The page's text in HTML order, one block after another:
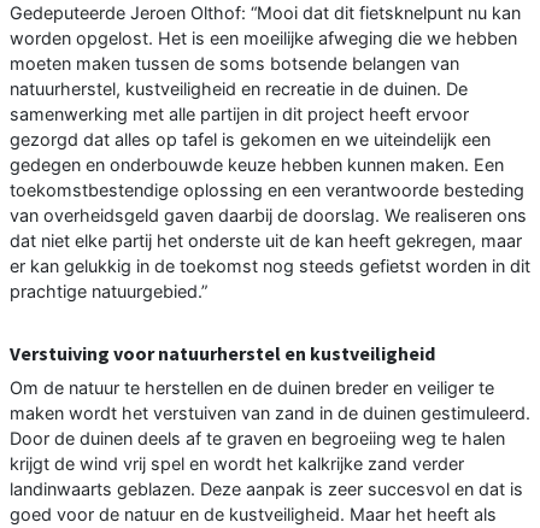
Gedeputeerde Jeroen Olthof: “Mooi dat dit fietsknelpunt nu kan
worden opgelost. Het is een moeilijke afweging die we hebben
moeten maken tussen de soms botsende belangen van
natuurherstel, kustveiligheid en recreatie in de duinen. De
samenwerking met alle partijen in dit project heeft ervoor
gezorgd dat alles op tafel is gekomen en we uiteindelijk een
gedegen en onderbouwde keuze hebben kunnen maken. Een
toekomstbestendige oplossing en een verantwoorde besteding
van overheidsgeld gaven daarbij de doorslag. We realiseren ons
dat niet elke partij het onderste uit de kan heeft gekregen, maar
er kan gelukkig in de toekomst nog steeds gefietst worden in dit
prachtige natuurgebied.”
Verstuiving voor natuurherstel en kustveiligheid
Om de natuur te herstellen en de duinen breder en veiliger te
maken wordt het verstuiven van zand in de duinen gestimuleerd.
Door de duinen deels af te graven en begroeiing weg te halen
krijgt de wind vrij spel en wordt het kalkrijke zand verder
landinwaarts geblazen. Deze aanpak is zeer succesvol en dat is
goed voor de natuur en de kustveiligheid. Maar het heeft als